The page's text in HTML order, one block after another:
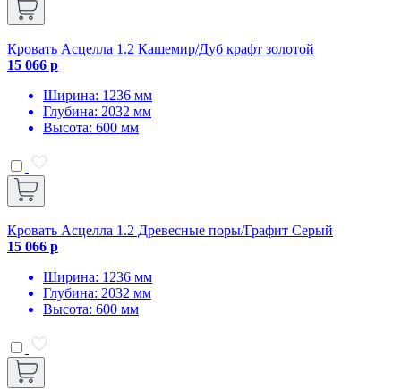
Кровать Асцелла 1.2 Кашемир/Дуб крафт золотой
15 066 р
Ширина: 1236 мм
Глубина: 2032 мм
Высота: 600 мм
Кровать Асцелла 1.2 Древесные поры/Графит Серый
15 066 р
Ширина: 1236 мм
Глубина: 2032 мм
Высота: 600 мм